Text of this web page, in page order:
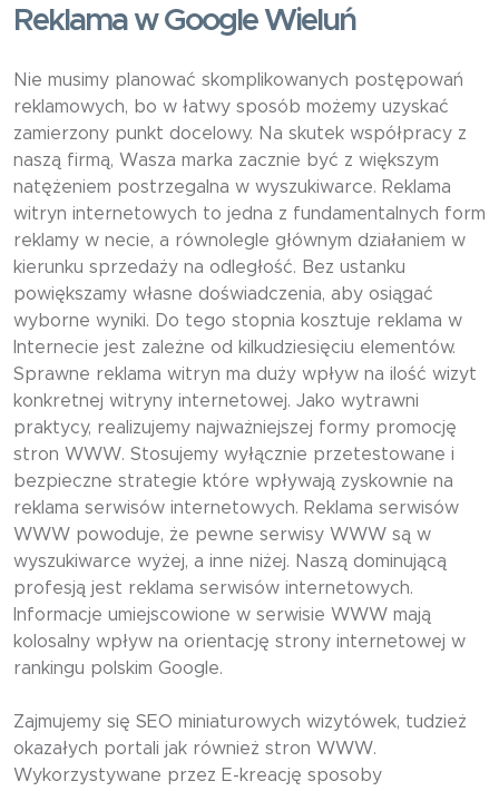
Reklama w Google Wieluń
Nie musimy planować skomplikowanych postępowań
reklamowych, bo w łatwy sposób możemy uzyskać
zamierzony punkt docelowy. Na skutek współpracy z
naszą firmą, Wasza marka zacznie być z większym
natężeniem postrzegalna w wyszukiwarce. Reklama
witryn internetowych to jedna z fundamentalnych form
reklamy w necie, a równolegle głównym działaniem w
kierunku sprzedaży na odległość. Bez ustanku
powiększamy własne doświadczenia, aby osiągać
wyborne wyniki. Do tego stopnia kosztuje reklama w
Internecie jest zależne od kilkudziesięciu elementów.
Sprawne reklama witryn ma duży wpływ na ilość wizyt
konkretnej witryny internetowej. Jako wytrawni
praktycy, realizujemy najważniejszej formy promocję
stron WWW. Stosujemy wyłącznie przetestowane i
bezpieczne strategie które wpływają zyskownie na
reklama serwisów internetowych. Reklama serwisów
WWW powoduje, że pewne serwisy WWW są w
wyszukiwarce wyżej, a inne niżej. Naszą dominującą
profesją jest reklama serwisów internetowych.
Informacje umiejscowione w serwisie WWW mają
kolosalny wpływ na orientację strony internetowej w
rankingu polskim Google.
Zajmujemy się SEO miniaturowych wizytówek, tudzież
okazałych portali jak również stron WWW.
Wykorzystywane przez E-kreację sposoby